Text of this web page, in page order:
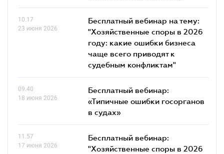
10.17
23 июня 2026
Бесплатный вебинар на тему:
"Хозяйственные споры в 2026
году: какие ошибки бизнеса
чаще всего приводят к
судебным конфликтам"
09.40
18 июня 2026
Бесплатный вебинар:
«Типичные ошибки госорганов
в судах»
11.57
17 июня 2026
Бесплатный вебинар:
"Хозяйственные споры в 2026